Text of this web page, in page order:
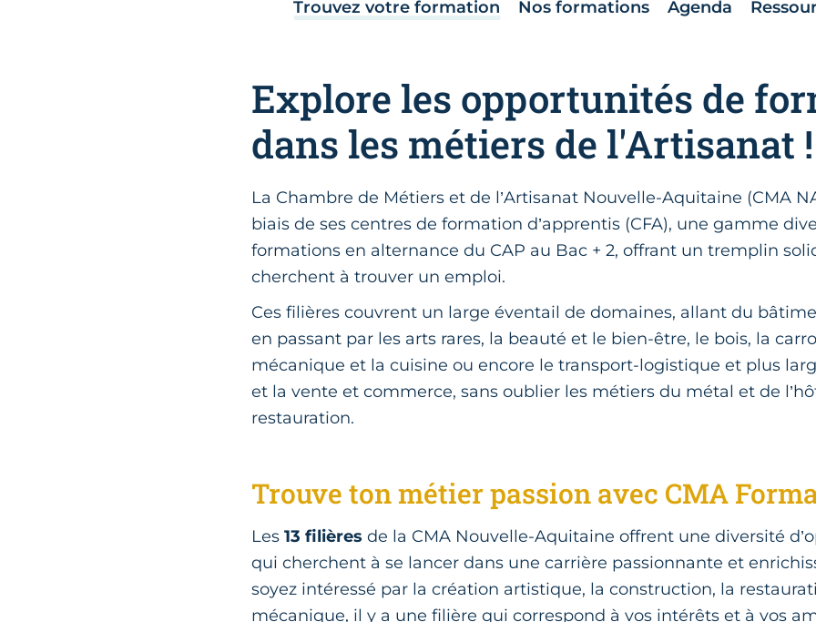
Trouvez votre formation Nos formations Agenda
Explore les opportunités de
dans les métiers de l'Artisanat !
La Chambre de Métiers et de l’Artisanat Nouvelle-Aquitaine (CMA
biais de ses centres de formation d’apprentis (CFA), une gamme
formations en alternance du CAP au Bac + 2, offrant un tremplin
cherchent à trouver un emploi.
Ces filières couvrent un large éventail de domaines, allant du
en passant par les arts rares, la beauté et le bien-être, le bois, la
mécanique et la cuisine ou encore le transport-logistique et plus
et la vente et commerce, sans oublier les métiers du métal et de
restauration.
Trouve ton métier passion avec CMA
Les13 filières de la CMA Nouvelle-Aquitaine offrent une diversité
qui cherchent à se lancer dans une carrière passionnante et
soyez intéressé par la création artistique, la construction, la
mécanique, il y a une filière qui correspond à vos intérêts et à vos